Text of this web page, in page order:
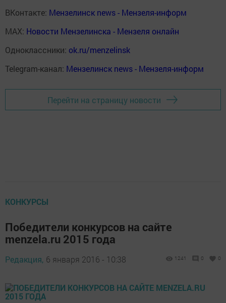
ВКонтакте: Мензелинск news - Мензеля-информ
MAX: Новости Мензелинска - Мензеля онлайн
Одноклассники: ok.ru/menzelinsk
Telegram-канал: Мензелинск news - Мензеля-информ
Перейти на страницу новости
КОНКУРСЫ
Победители конкурсов на сайте
menzela.ru 2015 года
Редакция, 6 января 2016 - 10:38 1241 0 0